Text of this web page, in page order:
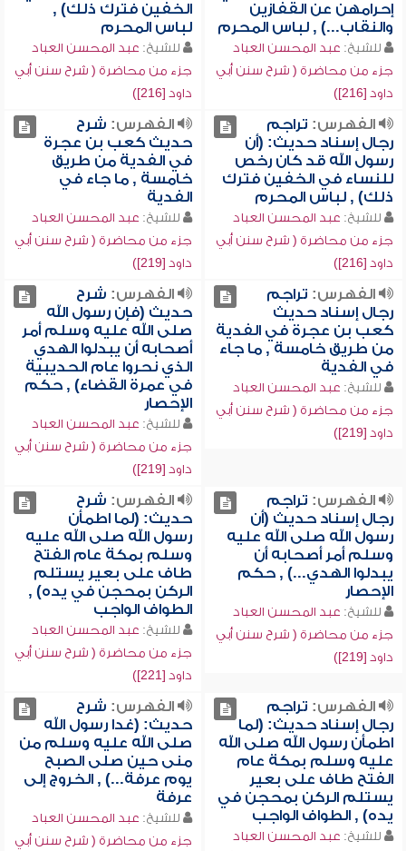
إحرامهن عن القفازين
والنقاب...) , لباس المحرم
للشيخ: عبد المحسن العباد
جزء من محاضرة ( شرح سنن أبي
داود [216])
الخفين فترك ذلك) ,
لباس المحرم
للشيخ: عبد المحسن العباد
جزء من محاضرة ( شرح سنن أبي
داود [216])
الفهرس: تراجم
رجال إسناد حديث: (أن
رسول الله قد كان رخص
للنساء في الخفين فترك
ذلك) , لباس المحرم
للشيخ: عبد المحسن العباد
جزء من محاضرة ( شرح سنن أبي
داود [216])
الفهرس: شرح
حديث كعب بن عجرة
في الفدية من طريق
خامسة , ما جاء في
الفدية
للشيخ: عبد المحسن العباد
جزء من محاضرة ( شرح سنن أبي
داود [219])
الفهرس: تراجم
رجال إسناد حديث
كعب بن عجرة في الفدية
من طريق خامسة , ما جاء
في الفدية
للشيخ: عبد المحسن العباد
جزء من محاضرة ( شرح سنن أبي
داود [219])
الفهرس: شرح
حديث (فإن رسول الله
صلى الله عليه وسلم أمر
أصحابه أن يبدلوا الهدي
الذي نحروا عام الحديبية
في عمرة القضاء) , حكم
الإحصار
للشيخ: عبد المحسن العباد
جزء من محاضرة ( شرح سنن أبي
داود [219])
الفهرس: تراجم
رجال إسناد حديث (أن
رسول الله صلى الله عليه
وسلم أمر أصحابه أن
يبدلوا الهدي...) , حكم
الإحصار
للشيخ: عبد المحسن العباد
جزء من محاضرة ( شرح سنن أبي
داود [219])
الفهرس: شرح
حديث: (لما اطمأن
رسول الله صلى الله عليه
وسلم بمكة عام الفتح
طاف على بعير يستلم
الركن بمحجن في يده) ,
الطواف الواجب
للشيخ: عبد المحسن العباد
جزء من محاضرة ( شرح سنن أبي
داود [221])
الفهرس: تراجم
رجال إسناد حديث: (لما
اطمأن رسول الله صلى الله
عليه وسلم بمكة عام
الفتح طاف على بعير
يستلم الركن بمحجن في
يده) , الطواف الواجب
للشيخ: عبد المحسن العباد
الفهرس: شرح
حديث: (غدا رسول الله
صلى الله عليه وسلم من
منى حين صلى الصبح
يوم عرفة...) , الخروج إلى
عرفة
للشيخ: عبد المحسن العباد
جزء من محاضرة ( شرح سنن أبي